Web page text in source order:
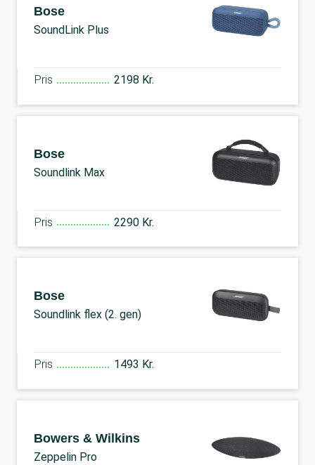
Bose
SoundLink Plus
Pris 2198 Kr.
Bose
Soundlink Max
Pris 2290 Kr.
Bose
Soundlink flex (2. gen)
Pris 1493 Kr.
Bowers & Wilkins
Zeppelin Pro